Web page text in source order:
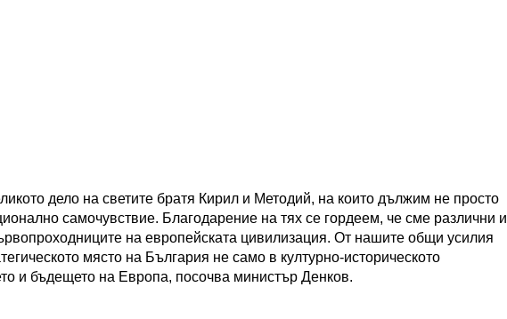
дело на светите братя Кирил и Методий, на които дължим не просто
самочувствие. Благодарение на тях се гордеем, че сме различни и
на европейската цивилизация. От нашите общи усилия
място на България не само в културно-историческото
и бъдещето на Европа, посочва министър Денков.